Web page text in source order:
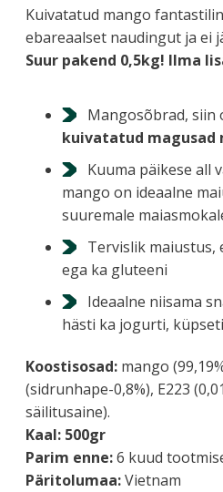
kliendi
hinnangu
põhjal
Kuivatatud mango
ebareaalset naudingut ja ei
Suur pakend 0,5kg! Ilma
Mangosõbrad, siin
kuivatatud magusad
Kuuma päikese all
mango on ideaalne
suuremale
Tervislik maiustus,
ega ka gluteeni
Ideaalne niisama
hästi ka jogurti,
Koostisosad: mango
(sidrunhape-0,8%), E223
säilitusaine).
Kaal: 500gr
Parim enne:6 kuud
Päritolumaa:Vietnam